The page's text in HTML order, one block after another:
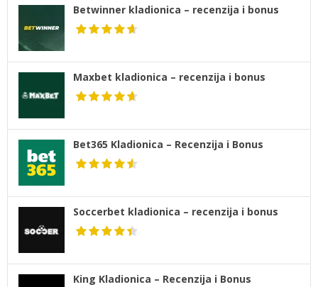
Betwinner kladionica – recenzija i bonus
Maxbet kladionica – recenzija i bonus
Bet365 Kladionica – Recenzija i Bonus
Soccerbet kladionica – recenzija i bonus
King Kladionica – Recenzija i Bonus